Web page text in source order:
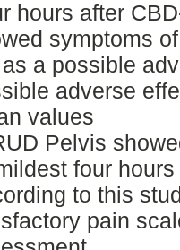
hours after
symptoms
a possible
adverse
values
Pelvis
four
to this
pain